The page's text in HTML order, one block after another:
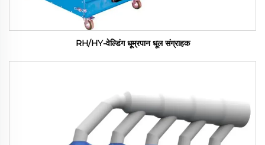
RH/HY-वेल्डिंग धूम्रपान धूल संग्राहक